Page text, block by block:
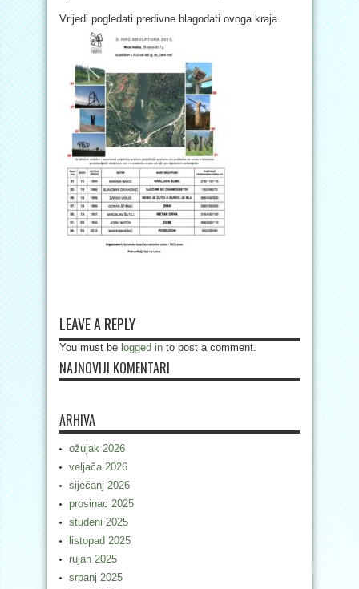
Vrijedi pogledati predivne blagodati ovoga kraja.
LEAVE A REPLY
You must be logged in to post a comment.
NAJNOVIJI KOMENTARI
ARHIVA
ožujak 2026
veljača 2026
siječanj 2026
prosinac 2025
studeni 2025
listopad 2025
rujan 2025
srpanj 2025